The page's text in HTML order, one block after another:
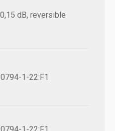
dB, reversible
1-22:F1